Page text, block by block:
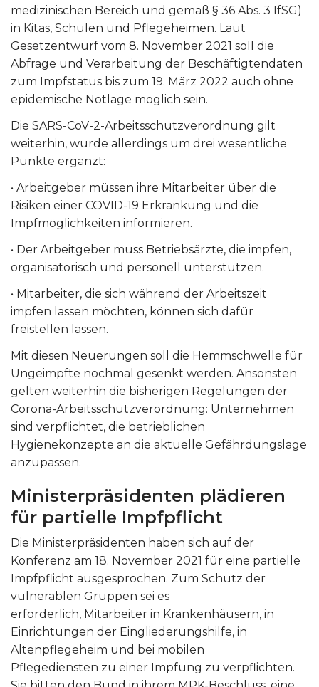
medizinischen Bereich und gemäß § 36 Abs. 3 IfSG)
in Kitas, Schulen und Pflegeheimen. Laut
Gesetzentwurf vom 8. November 2021 soll die
Abfrage und Verarbeitung der Beschäftigtendaten
zum Impfstatus bis zum 19. März 2022 auch ohne
epidemische Notlage möglich sein.
Die SARS-CoV-2-Arbeitsschutzverordnung gilt
weiterhin, wurde allerdings um drei wesentliche
Punkte ergänzt:
• Arbeitgeber müssen ihre Mitarbeiter über die
Risiken einer COVID-19 Erkrankung und die
Impfmöglichkeiten informieren.
• Der Arbeitgeber muss Betriebsärzte, die impfen,
organisatorisch und personell unterstützen.
• Mitarbeiter, die sich während der Arbeitszeit
impfen lassen möchten, können sich dafür
freistellen lassen.
Mit diesen Neuerungen soll die Hemmschwelle für
Ungeimpfte nochmal gesenkt werden. Ansonsten
gelten weiterhin die bisherigen Regelungen der
Corona-Arbeitsschutzverordnung: Unternehmen
sind verpflichtet, die betrieblichen
Hygienekonzepte an die aktuelle Gefährdungslage
anzupassen.
Ministerpräsidenten plädieren
für partielle Impfpflicht
Die Ministerpräsidenten haben sich auf der
Konferenz am 18. November 2021 für eine partielle
Impfpflicht ausgesprochen. Zum Schutz der
vulnerablen Gruppen sei es
erforderlich, Mitarbeiter in Krankenhäusern, in
Einrichtungen der Eingliederungshilfe, in
Altenpflegeheim und bei mobilen
Pflegediensten zu einer Impfung zu verpflichten.